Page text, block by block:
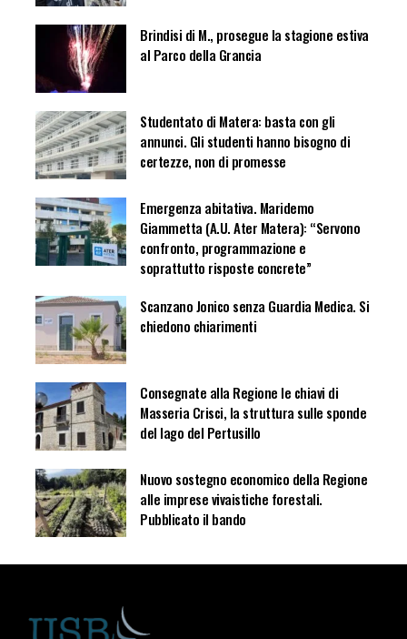
Brindisi di M., prosegue la stagione estiva
al Parco della Grancia
Studentato di Matera: basta con gli
annunci. Gli studenti hanno bisogno di
certezze, non di promesse
Emergenza abitativa. Maridemo
Giammetta (A.U. Ater Matera): “Servono
confronto, programmazione e
soprattutto risposte concrete”
Scanzano Jonico senza Guardia Medica. Si
chiedono chiarimenti
Consegnate alla Regione le chiavi di
Masseria Crisci, la struttura sulle sponde
del lago del Pertusillo
Nuovo sostegno economico della Regione
alle imprese vivaistiche forestali.
Pubblicato il bando